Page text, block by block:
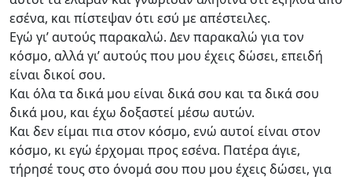
εσένα, και πίστεψαν ότι εσύ με απέστειλες.
Εγώ γι’ αυτούς παρακαλώ. Δεν παρακαλώ για τον
κόσμο, αλλά γι’ αυτούς που μου έχεις δώσει, επειδή
είναι δικοί σου.
Και όλα τα δικά μου είναι δικά σου και τα δικά σου
δικά μου, και έχω δοξαστεί μέσω αυτών.
Και δεν είμαι πια στον κόσμο, ενώ αυτοί είναι στον
κόσμο, κι εγώ έρχομαι προς εσένα. Πατέρα άγιε,
τήρησέ τους στο όνομά σου που μου έχεις δώσει, για